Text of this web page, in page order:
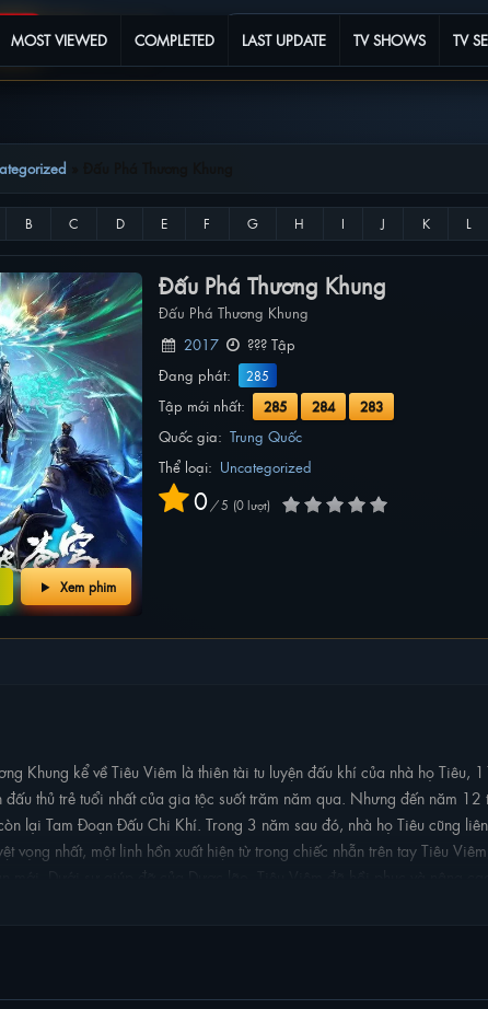
MOST VIEWED COMPLETED LAST UPDATE TV SHOWS TV
Xem phim
Đấu Phá Thương Khung
Đấu Phá Thương Khung
2017
??? Tập
Đang phát:
285
Tập mới nhất: 285 284 283
Quốc gia: Trung Quốc
Thể loại: Uncategorized
0 / 5 0lượt
Khung kể về Tiêu Viêm là thiên tài tu luyện đấu khí của nhà họ
đấu thủ trẻ tuổi nhất của gia tộc suốt trăm năm qua. Nhưng đến năm
lại Tam Đoạn Đấu Chi Khí. Trong 3 năm sau đó, nhà họ Tiêu cũng
vọng nhất, một linh hồn xuất hiện từ trong chiếc nhẫn trên tay Tiêu
khi giao hẹn ba năm đến. Nhưng không may là cha Tiêu Viêm lại bị